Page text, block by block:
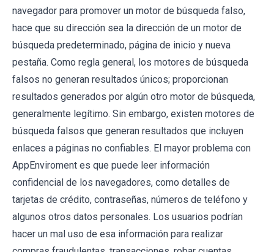
navegador para promover un motor de búsqueda falso,
hace que su dirección sea la dirección de un motor de
búsqueda predeterminado, página de inicio y nueva
pestaña. Como regla general, los motores de búsqueda
falsos no generan resultados únicos; proporcionan
resultados generados por algún otro motor de búsqueda,
generalmente legítimo. Sin embargo, existen motores de
búsqueda falsos que generan resultados que incluyen
enlaces a páginas no confiables. El mayor problema con
AppEnviroment es que puede leer información
confidencial de los navegadores, como detalles de
tarjetas de crédito, contraseñas, números de teléfono y
algunos otros datos personales. Los usuarios podrían
hacer un mal uso de esa información para realizar